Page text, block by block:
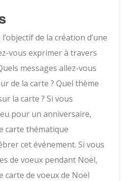
de la création d’une
vous exprimer à travers
messages allez-vous
de la carte ? Quel thème
la carte ? Si vous
pour un anniversaire,
carte thématique
cet événement. Si vous
de voeux pendant Noël,
carte de voeux de Noël